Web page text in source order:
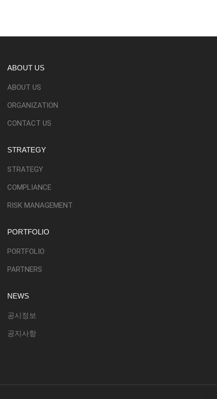
ABOUT US
ABOUT US
ORGANIZATION
CONTACT US
STRATEGY
STRATEGY
COMPLIANCE
RISK MANAGEMENT
PORTFOLIO
PORTFOLIO
PARTNERS
NEWS
공시정보
공지사항